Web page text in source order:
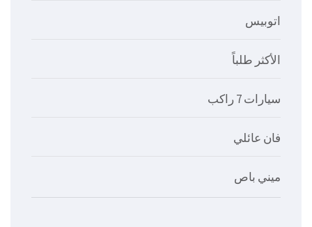
اتوبيس
الأكثر طلباً
سيارات 7 راكب
فان عائلي
ميني باص